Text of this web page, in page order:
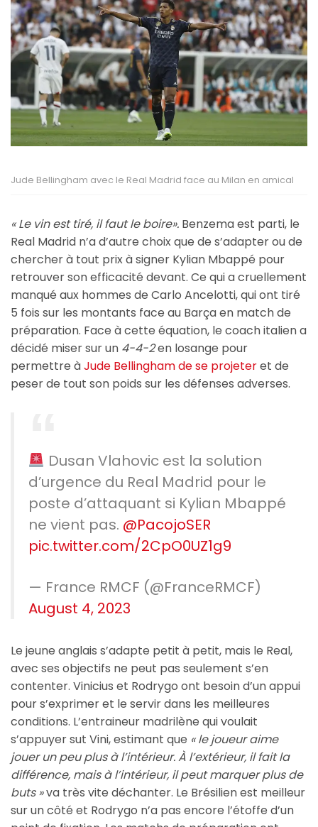
Jude Bellingham avec le Real Madrid face au Milan en amical
« Le vin est tiré, il faut le boire». Benzema est parti, le
Real Madrid n’a d’autre choix que de s’adapter ou de
chercher à tout prix à signer Kylian Mbappé pour
retrouver son efficacité devant. Ce qui a cruellement
manqué aux hommes de Carlo Ancelotti, qui ont tiré
5 fois sur les montants face au Barça en match de
préparation. Face à cette équation, le coach italien a
décidé miser sur un 4-4-2en losange pour
permettre àJude Bellingham de se projeteret de
peser de tout son poids sur les défenses adverses.
Dusan Vlahovic est la solution
d’urgence du Real Madrid pour le
poste d’attaquant si Kylian Mbappé
ne vient pas. @PacojoSER
pic.twitter.com/2CpO0UZ1g9
— France RMCF (@FranceRMCF)
August 4, 2023
Le jeune anglais s’adapte petit à petit, mais le Real,
avec ses objectifs ne peut pas seulement s’en
contenter. Vinicius et Rodrygo ont besoin d’un appui
pour s’exprimer et le servir dans les meilleures
conditions. L’entraineur madrilène qui voulait
s’appuyer sut Vini, estimant que « lejoueur aime
jouer un peu plus à l’intérieur. À l’extérieur, il fait la
différence, mais à l’intérieur, il peut marquer plus de
buts »va très vite déchanter. Le Brésilien est meilleur
sur un côté et Rodrygo n’a pas encore l’étoffe d’un